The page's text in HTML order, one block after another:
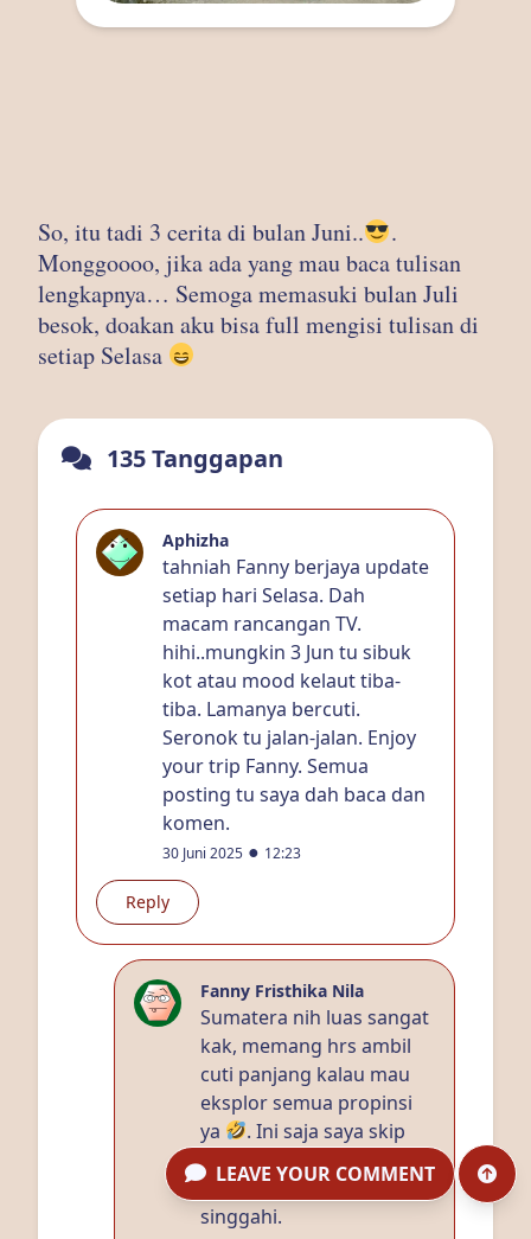
So, itu tadi 3 cerita di bulan Juni..
.
Monggoooo, jika ada yang mau baca tulisan
lengkapnya… Semoga memasuki bulan Juli
besok, doakan aku bisa full mengisi tulisan di
setiap Selasa
LEAVE YOUR COMMENT
135 Tanggapan
Aphizha
tahniah Fanny berjaya update
setiap hari Selasa. Dah
macam rancangan TV.
hihi..mungkin 3 Jun tu sibuk
kot atau mood kelaut tiba-
tiba. Lamanya bercuti.
Seronok tu jalan-jalan. Enjoy
your trip Fanny. Semua
posting tu saya dah baca dan
komen.
30 Juni 2025 ● 12:23
Reply
Fanny Fristhika Nila
Sumatera nih luas sangat
kak, memang hrs ambil
cuti panjang kalau mau
eksplor semua propinsi
ya
. Ini saja saya skip
Aceh. Krn sudah pernah.
Tp propinsi lain saya
singgahi.